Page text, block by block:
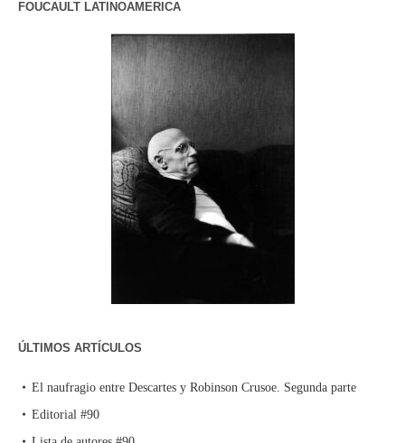
FOUCAULT LATINOAMERICA
ÚLTIMOS ARTÍCULOS
El naufragio entre Descartes y Robinson Crusoe. Segunda parte
Editorial #90